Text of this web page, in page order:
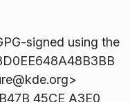
signed using the
45CE A3E0